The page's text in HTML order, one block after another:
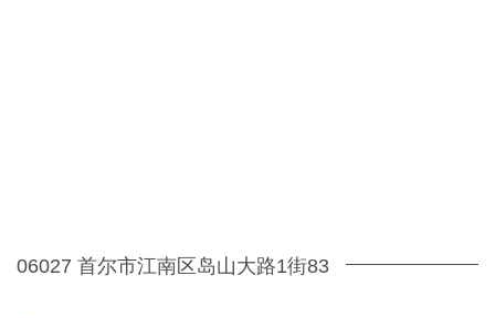
06027 首尔市江南区岛山大路1街83